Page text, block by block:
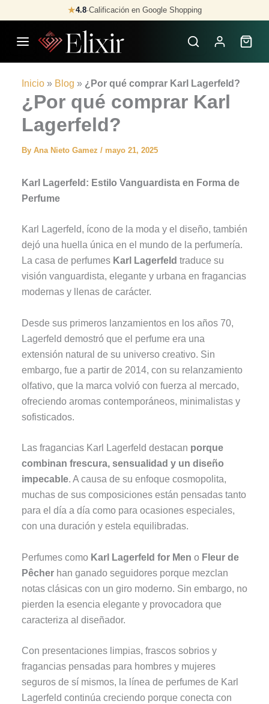
to
content
★4.8·Calificación en Google Shopping
Inicio » Blog » ¿Por qué comprar Karl Lagerfeld?
¿Por qué comprar Karl
Lagerfeld?
By Ana Nieto Gamez / mayo 21, 2025
Karl Lagerfeld: Estilo Vanguardista en Forma de
Perfume
Karl Lagerfeld, ícono de la moda y el diseño, también
dejó una huella única en el mundo de la perfumería.
La casa de perfumes Karl Lagerfeld traduce su
visión vanguardista, elegante y urbana en fragancias
modernas y llenas de carácter.
Desde sus primeros lanzamientos en los años 70,
Lagerfeld demostró que el perfume era una
extensión natural de su universo creativo. Sin
embargo, fue a partir de 2014, con su relanzamiento
olfativo, que la marca volvió con fuerza al mercado,
ofreciendo aromas contemporáneos, minimalistas y
sofisticados.
Las fragancias Karl Lagerfeld destacan porque
combinan frescura, sensualidad y un diseño
impecable. A causa de su enfoque cosmopolita,
muchas de sus composiciones están pensadas tanto
para el día a día como para ocasiones especiales,
con una duración y estela equilibradas.
Perfumes como Karl Lagerfeld for Men o Fleur de
Pêcher han ganado seguidores porque mezclan
notas clásicas con un giro moderno. Sin embargo, no
pierden la esencia elegante y provocadora que
caracteriza al diseñador.
Con presentaciones limpias, frascos sobrios y
fragancias pensadas para hombres y mujeres
seguros de sí mismos, la línea de perfumes de Karl
Lagerfeld continúa creciendo porque conecta con